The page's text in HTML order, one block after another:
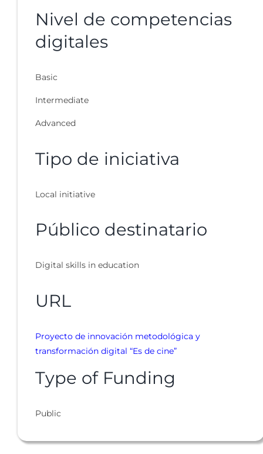
Nivel de competencias
digitales
Basic
Intermediate
Advanced
Tipo de iniciativa
Local initiative
Público destinatario
Digital skills in education
URL
Proyecto de innovación metodológica y
transformación digital “Es de cine”
Type of Funding
Public